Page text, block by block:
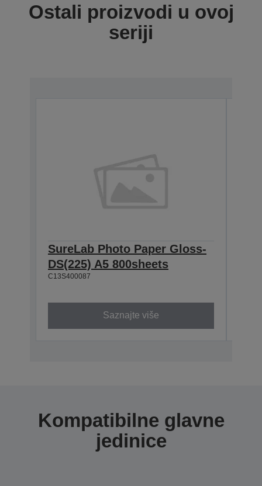
Ostali proizvodi u ovoj
seriji
SureLab Photo Paper Gloss-
DS(225) A5 800sheets
C13S400087
Saznajte više
Kompatibilne glavne
jedinice